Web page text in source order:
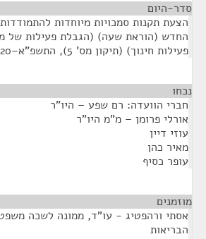
סדר-היום
הצעת תקנות סמכויות מיוחדות
החדש (הוראת שעה) (הגבלת פעילות של
פעילות חינוך) (תיקון מס' 5), התשפ"א–2020.
נכחו
חברי הוועדה: רם שפע – היו"ר
אורלי פרומן – מ"מ היו"ר
עוזי דיין
מאיר כהן
עופר כסיף
מוזמנים
אסתי ורהפטיג - עו"ד, ממונה לשכה
הבריאות